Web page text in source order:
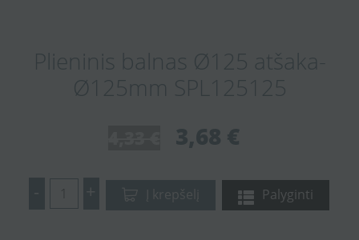
Plieninis balnas Ø125 atšaka-
Ø125mm SPL125125
3,68 €
- + Į krepšelį Palyginti